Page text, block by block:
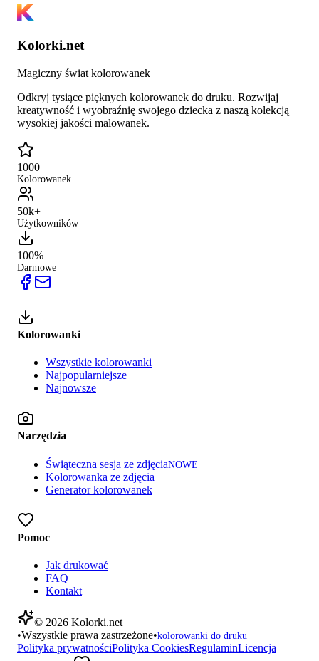
Kolorki.net
Magiczny świat kolorowanek
Odkryj tysiące pięknych kolorowanek do druku. Rozwijaj
kreatywność i wyobraźnię swojego dziecka z naszą kolekcją
wysokiej jakości malowanek.
1000+
Kolorowanek
50k+
Użytkowników
100%
Darmowe
Kolorowanki
Wszystkie kolorowanki
Najpopularniejsze
Najnowsze
Narzędzia
Świąteczna sesja ze zdjęciaNOWE
Kolorowanka ze zdjęcia
Generator kolorowanek
Pomoc
Jak drukować
FAQ
Kontakt
© 2026 Kolorki.net
•Wszystkie prawa zastrzeżone•kolorowanki do druku
Polityka prywatnościPolityka CookiesRegulaminLicencja